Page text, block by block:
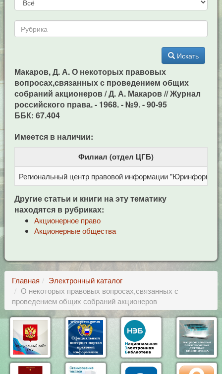
Искать
Макаров, Д. А. О некоторых правовых
вопросах,связанных с проведением общих
собраний акционеров / Д. А. Макаров // Журнал
российского права. - 1968. - №9. - 90-95
ББК: 67.404
Имеется в наличии:
Филиал (отдел ЦГБ)
Региональный центр правовой информации "Юринформ"
Другие статьи и книги на эту тематику
находятся в рубриках:
Акционерное право
Акционерные общества
Главная
Электронный каталог
О некоторых правовых вопросах,связанных с
проведением общих собраний акционеров